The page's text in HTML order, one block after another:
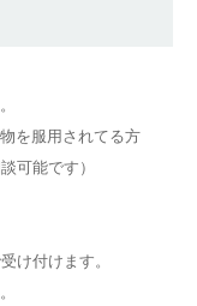
を服用されてる方
可能です）
け付けます。